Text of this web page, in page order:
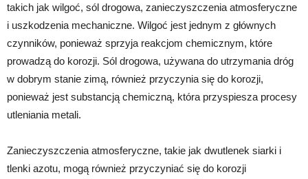
takich jak wilgoć, sól drogowa, zanieczyszczenia atmosferyczne
i uszkodzenia mechaniczne. Wilgoć jest jednym z głównych
czynników, ponieważ sprzyja reakcjom chemicznym, które
prowadzą do korozji. Sól drogowa, używana do utrzymania dróg
w dobrym stanie zimą, również przyczynia się do korozji,
ponieważ jest substancją chemiczną, która przyspiesza procesy
utleniania metali.
Zanieczyszczenia atmosferyczne, takie jak dwutlenek siarki i
tlenki azotu, mogą również przyczyniać się do korozji